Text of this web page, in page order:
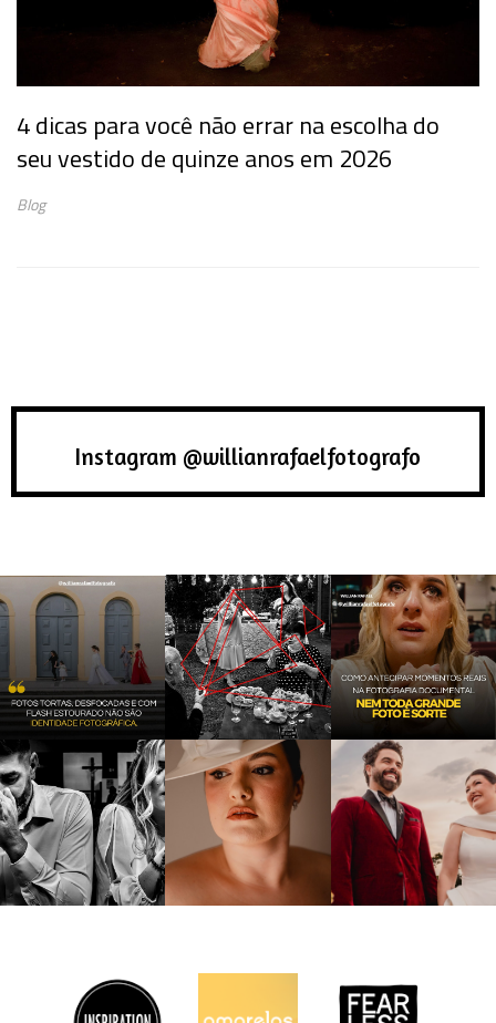
4 dicas para você não errar na escolha do
seu vestido de quinze anos em 2026
Blog
Instagram @willianrafaelfotografo